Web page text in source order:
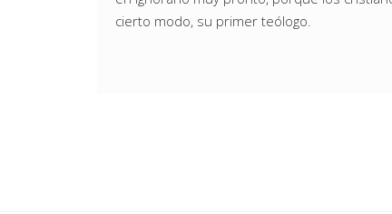
cierto modo, su primer teólogo.